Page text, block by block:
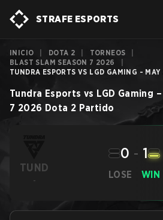
STRAFE ESPORTS
INICIO DOTA 2 TORNEOS
BLAST SLAM SEASON 7 2026
TUNDRA ESPORTS VS LGD GAMING -
Tundra Esports vs LGD Gaming –
7 2026 Dota 2 Partido
TUND
-
LOSE
0 - 1
WIN